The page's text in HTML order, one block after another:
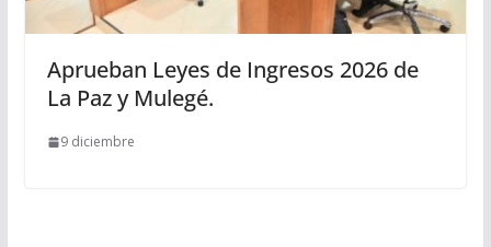
Aprueban Leyes de Ingresos 2026 de
La Paz y Mulegé.
9 diciembre